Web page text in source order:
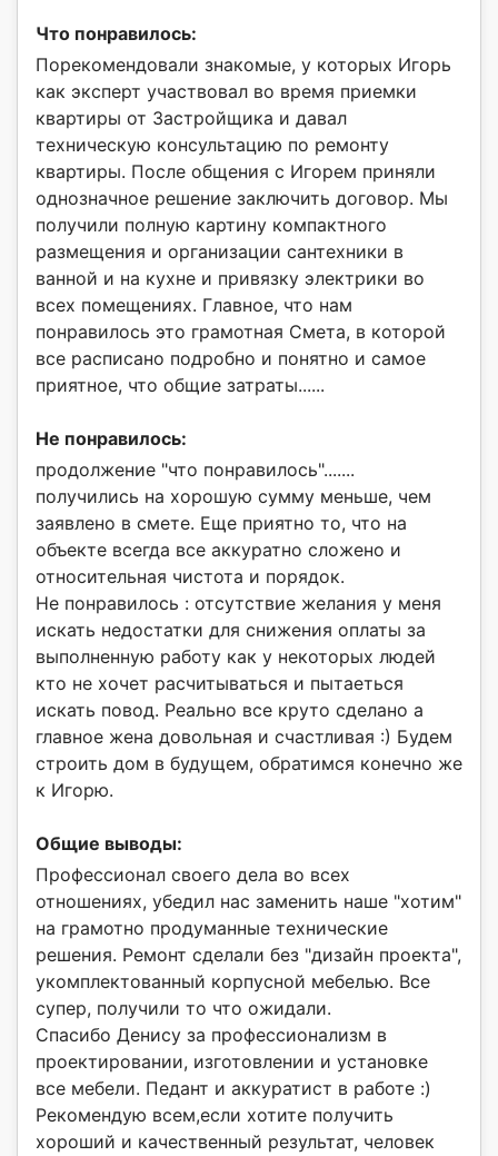
Что понравилось:
Порекомендовали знакомые, у которых Игорь
как эксперт участвовал во время приемки
квартиры от Застройщика и давал
техническую консультацию по ремонту
квартиры. После общения с Игорем приняли
однозначное решение заключить договор. Мы
получили полную картину компактного
размещения и организации сантехники в
ванной и на кухне и привязку электрики во
всех помещениях. Главное, что нам
понравилось это грамотная Смета, в которой
все расписано подробно и понятно и самое
приятное, что общие затраты......
Не понравилось:
продолжение "что понравилось".......
получились на хорошую сумму меньше, чем
заявлено в смете. Еще приятно то, что на
объекте всегда все аккуратно сложено и
относительная чистота и порядок.
Не понравилось : отсутствие желания у меня
искать недостатки для снижения оплаты за
выполненную работу как у некоторых людей
кто не хочет расчитываться и пытаеться
искать повод. Реально все круто сделано а
главное жена довольная и счастливая :) Будем
строить дом в будущем, обратимся конечно же
к Игорю.
Общие выводы:
Профессионал своего дела во всех
отношениях, убедил нас заменить наше "хотим"
на грамотно продуманные технические
решения. Ремонт сделали без "дизайн проекта",
укомплектованный корпусной мебелью. Все
супер, получили то что ожидали.
Спасибо Денису за профессионализм в
проектировании, изготовлении и установке
все мебели. Педант и аккуратист в работе :)
Рекомендую всем,если хотите получить
хороший и качественный результат, человек